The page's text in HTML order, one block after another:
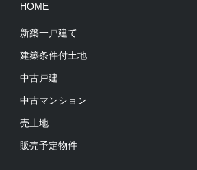
HOME
新築一戸建て
建築条件付土地
中古戸建
中古マンション
売土地
販売予定物件